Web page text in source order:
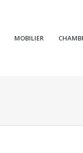
MOBILIER